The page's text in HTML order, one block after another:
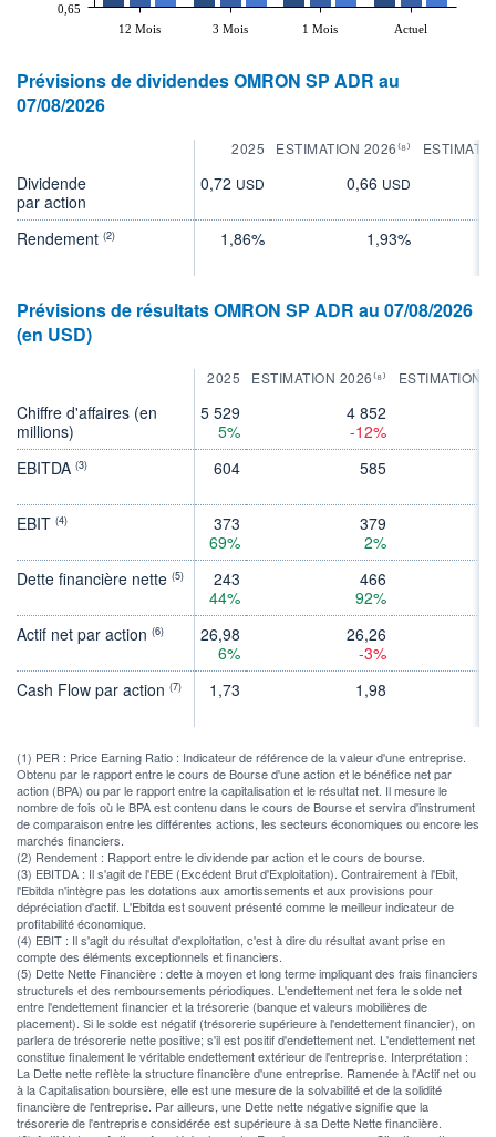
12 Mois 3 Mois 1 Mois Actuel
0,65
Prévisions de dividendes OMRON SP ADR au
07/08/2026
2025 ESTIMATION 2026⁽⁸⁾
Dividende
par action
0,72 USD 0,66 USD
Rendement (2) 1,86% 1,93%
Prévisions de résultats OMRON SP ADR au 07/08/2026
(en USD)
2025 ESTIMATION 2026⁽⁸⁾ ESTIMATION
Chiffre d'affaires (en
millions)
5 529
5%
4 852
-12%
EBITDA (3) 604 585
EBIT (4)
373
69%
379
2%
Dette financière nette (5)
243
44%
466
92%
Actif net par action (6)
26,98
6%
26,26
-3%
Cash Flow par action (7) 1,73 1,98
(1) PER : Price Earning Ratio : Indicateur de référence de la valeur d'une entreprise.
Obtenu par le rapport entre le cours de Bourse d'une action et le bénéfice net par
action (BPA) ou par le rapport entre la capitalisation et le résultat net. Il mesure le
nombre de fois où le BPA est contenu dans le cours de Bourse et servira d'instrument
de comparaison entre les différentes actions, les secteurs économiques ou encore les
marchés financiers.
(2) Rendement : Rapport entre le dividende par action et le cours de bourse.
(3) EBITDA : Il s'agit de l'EBE (Excédent Brut d'Exploitation). Contrairement à l'Ebit,
l'Ebitda n'intègre pas les dotations aux amortissements et aux provisions pour
dépréciation d'actif. L'Ebitda est souvent présenté comme le meilleur indicateur de
profitabilité économique.
(4) EBIT : Il s'agit du résultat d'exploitation, c'est à dire du résultat avant prise en
compte des éléments exceptionnels et financiers.
(5) Dette Nette Financière : dette à moyen et long terme impliquant des frais financiers
structurels et des remboursements périodiques. L'endettement net fera le solde net
entre l'endettement financier et la trésorerie (banque et valeurs mobilières de
placement). Si le solde est négatif (trésorerie supérieure à l'endettement financier), on
parlera de trésorerie nette positive; s'il est positif d'endettement net. L'endettement net
constitue finalement le véritable endettement extérieur de l'entreprise. Interprétation :
La Dette nette reflète la structure financière d'une entreprise. Ramenée à l'Actif net ou
à la Capitalisation boursière, elle est une mesure de la solvabilité et de la solidité
financière de l'entreprise. Par ailleurs, une Dette nette négative signifie que la
trésorerie de l'entreprise considérée est supérieure à sa Dette Nette financière.